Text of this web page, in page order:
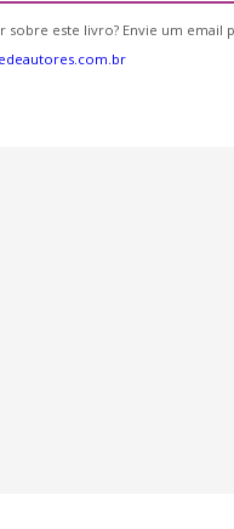
sobre este livro? Envie um email